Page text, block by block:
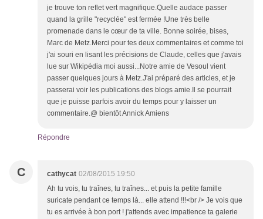
je trouve ton reflet vert magnifique.Quelle audace passer
quand la grille "recyclée" est fermée !Une très belle
promenade dans le cœur de ta ville. Bonne soirée, bises,
Marc de Metz.Merci pour tes deux commentaires et comme toi
j'ai souri en lisant les précisions de Claude, celles que j'avais
lue sur Wikipédia moi aussi...Notre amie de Vesoul vient
passer quelques jours à Metz.J'ai préparé des articles, et je
passerai voir les publications des blogs amie.Il se pourrait
que je puisse parfois avoir du temps pour y laisser un
commentaire.@ bientôt Annick Amiens
Répondre
C cathycat 02/08/2015 19:50
Ah tu vois, tu traînes, tu traînes... et puis la petite famille
suricate pendant ce temps là... elle attend !!!<br /> Je vois que
tu es arrivée à bon port ! j'attends avec impatience ta galerie